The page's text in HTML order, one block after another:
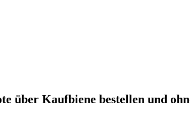
über Kaufbiene bestellen und